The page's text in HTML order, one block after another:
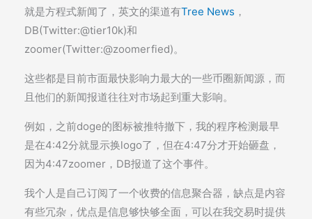
就是方程式新闻了，英文的渠道有Tree News ，
DB(Twitter:@tier10k)和
zoomer(Twitter:@zoomerfied)。
这些都是目前市面最快影响力最大的一些币圈新闻源，而
且他们的新闻报道往往对市场起到重大影响。
例如，之前doge的图标被推特撤下，我的程序检测最早
是在4:42分就显示换logo了，但在4:47分才开始砸盘，
因为4:47zoomer，DB报道了这个事件。
我个人是自己订阅了一个收费的信息聚合器，缺点是内容
有些冗杂，优点是信息够快够全面，可以在我交易时提供